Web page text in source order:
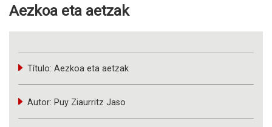
Aezkoa eta aetzak
Título: Aezkoa eta aetzak
Autor: Puy Ziaurritz Jaso